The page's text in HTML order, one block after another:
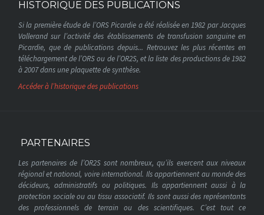
HISTORIQUE DES PUBLICATIONS
Si la première étude de l’ORS Picardie a été réalisée en 1982 par Jacques
Vallerand sur l’activité des établissements de transfusion sanguine en
Picardie, que de publications depuis... Retrouvez les plus récentes en
téléchargement de l’ORS ou de l’OR2S, et la liste des productions de 1982
à 2007 dans une plaquette de synthèse.
Accéder à l’historique des publications
PARTENAIRES
Les partenaires de l’OR2S sont nombreux, qu’ils exercent aux niveaux
régional et national, voire international. Ils appartiennent au monde des
décideurs, administratifs ou politiques. Ils appartiennent aussi à la
protection sociale ou au tissu associatif. Ils sont aussi des représentants
des professionnels de terrain ou des scientifiques. C’est tout ce